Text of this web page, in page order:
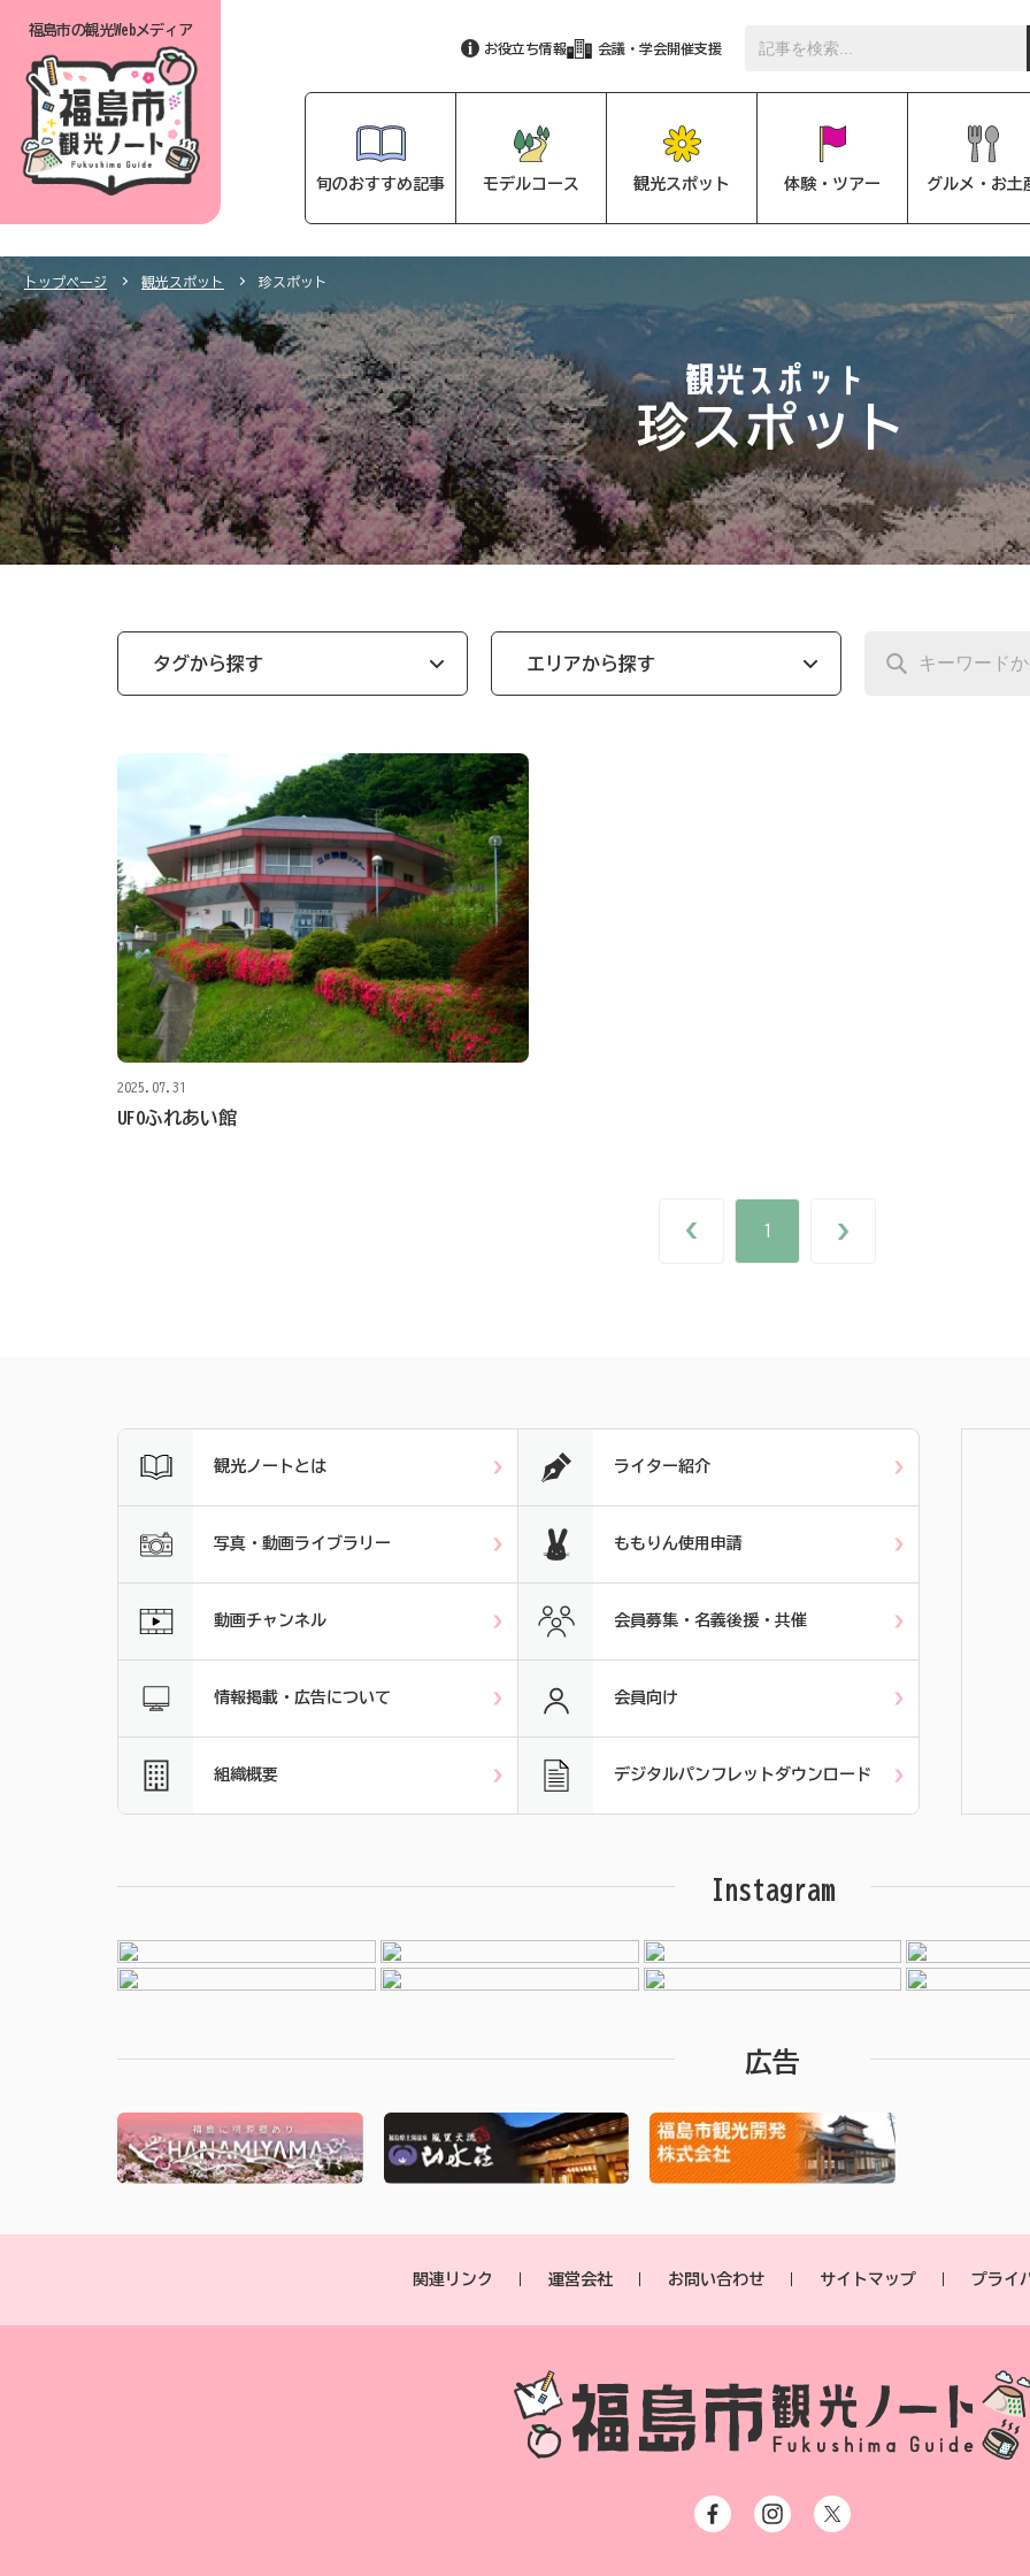
福島市の観光Webメディア
お役立ち情報 会議・学会開催支援
旬のおすすめ記事 モデルコース 観光スポット 体験・ツアー グルメ・お土
珍スポット
トップページ 観光スポット 珍スポット
タグから探す エリアから探す
2025.07.31
UFOふれあい館
1
観光ノートとは
写真・動画ライブラリー
動画チャンネル
情報掲載・広告について
組織概要
ライター紹介
ももりん使用申請
会員募集・名義後援・共催
会員向け
デジタルパンフレットダウンロード
Instagram
広告
関連リンク 運営会社 お問い合わせ サイトマップ プライ